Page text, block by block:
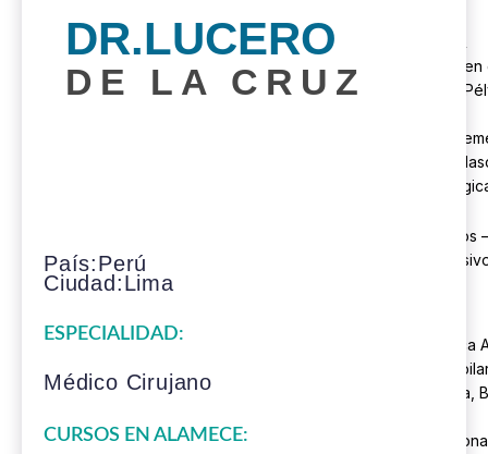
Abdominoplastia &
Lipotransferencia en
Cirugía de Piso
Estética Íntima
Estética Íntima
Rotación
Cursos Intensivos –
Mínimamente
Medicina Estética
Transplante
Tricología: Cabeza,
Implantes
DR.LUCERO
DE LA CRUZ
País:Perú
Ciudad:Lima
ESPECIALIDAD:
Médico Cirujano
CURSOS EN ALAMECE: